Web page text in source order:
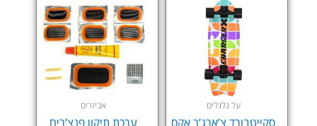
על גלגלים
סקייטבורד צ’ארג’ר אקס
אביזרים
ערכת תיקון פנצ’רים